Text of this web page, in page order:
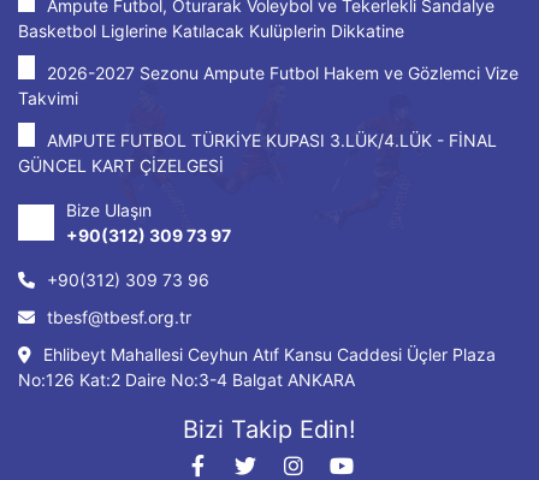
Ampute Futbol, Oturarak Voleybol ve Tekerlekli Sandalye
Basketbol Liglerine Katılacak Kulüplerin Dikkatine
2026-2027 Sezonu Ampute Futbol Hakem ve Gözlemci Vize
Takvimi
AMPUTE FUTBOL TÜRKİYE KUPASI 3.LÜK/4.LÜK - FİNAL
GÜNCEL KART ÇİZELGESİ
Bize Ulaşın
+90(312) 309 73 97
+90(312) 309 73 96
tbesf@tbesf.org.tr
Ehlibeyt Mahallesi Ceyhun Atıf Kansu Caddesi Üçler Plaza
No:126 Kat:2 Daire No:3-4 Balgat ANKARA
Bizi Takip Edin!